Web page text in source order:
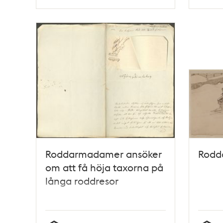
Typ Typ
Roddarmadamer ansöker
om att få höja taxorna på
långa roddresor